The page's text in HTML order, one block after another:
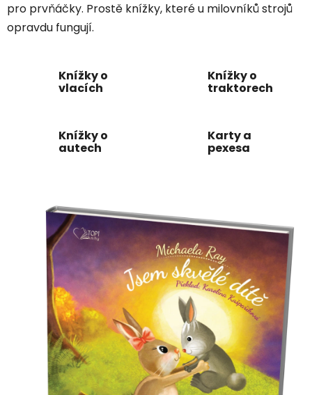
pro prvňáčky. Prostě knížky, které u milovníků strojů
opravdu fungují.
Knížky o
vlacích
Knížky o
traktorech
Knížky o
autech
Karty a
pexesa